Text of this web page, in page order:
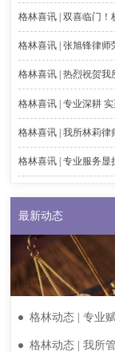
格林喜讯 | 双喜临门
格林喜讯 | 张旭锋律师
格林喜讯 | 热烈祝贺
格林喜讯 | 专业深耕
格林喜讯 | 我所林莉律
格林喜讯 | 专业服务显
最新动态
格林动态 | 专业
格林动态 | 我所